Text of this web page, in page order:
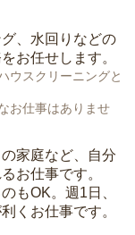
、水回りなどの
お任せします。
ウスクリーニングと
お仕事はありませ
家庭など、自分
お仕事です。
もOK。週1日、
くお仕事です。